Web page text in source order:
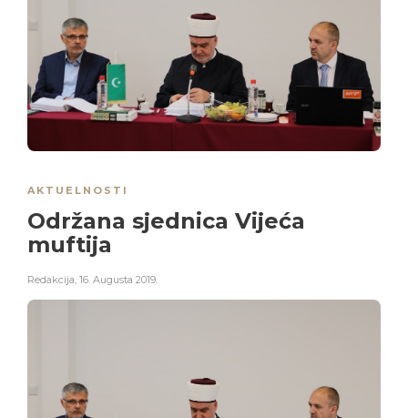
AKTUELNOSTI
Održana sjednica Vijeća
muftija
Redakcija 16. Augusta 2019.